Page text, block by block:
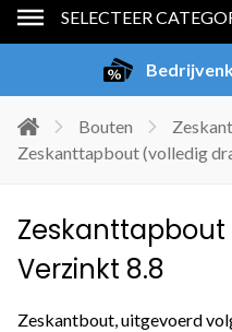
SELECTEER
Bouten
Zeskanttapbout (volledig
Verzinkt 8.8
Zeskantbout, uitgevoerd